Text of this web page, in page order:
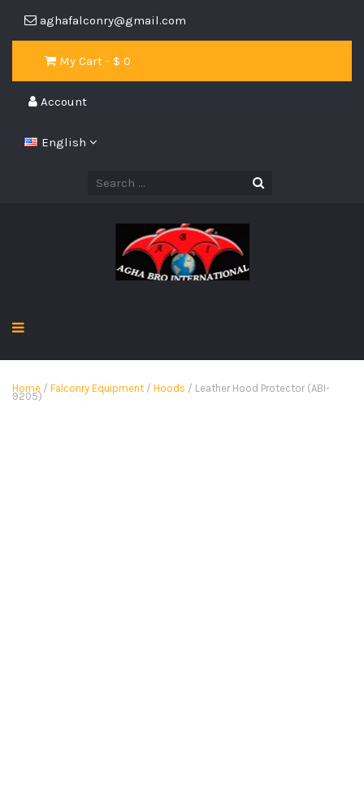
aghafalconry@gmail.com
My Cart - $ 0
Account
English
Home / Falconry Equipment / Hoods / Leather Hood Protector (ABI-
9205)